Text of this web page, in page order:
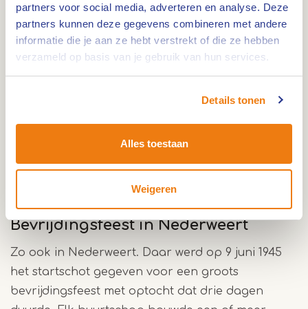
partners voor social media, adverteren en analyse. Deze
partners kunnen deze gegevens combineren met andere
informatie die je aan ze hebt verstrekt of die ze hebben
verzameld op basis van je gebruik van hun services.
Details tonen
Alles toestaan
Weigeren
ademhalen. Wat had men er lang op moeten
wachten en wat had men ernaar uitgekeken. De
rest van Nederland volgde niet veel later. Op 5
blijdschap over de teruggekregen vrijheid
verdiende een uitlaatklep. En dus werden de
weken en maanden erna overal in het land
bevrijdingsfeesten en bevrijdingsoptochten
Bevrijdingsfeest in Nederweert
Zo ook in Nederweert. Daar werd op 9 juni 1945
het startschot gegeven voor een groots
bevrijdingsfeest met optocht dat drie dagen